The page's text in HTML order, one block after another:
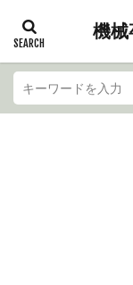
機械